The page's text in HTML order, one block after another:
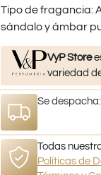
Tipo de fragancia:
sándalo y ámbar
VyP Store
variedad
Se despacha:
Todas
Políticas de